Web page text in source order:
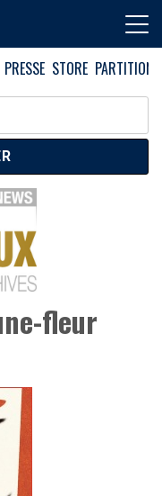
PRESSE STORE PARTITIONS
fleur